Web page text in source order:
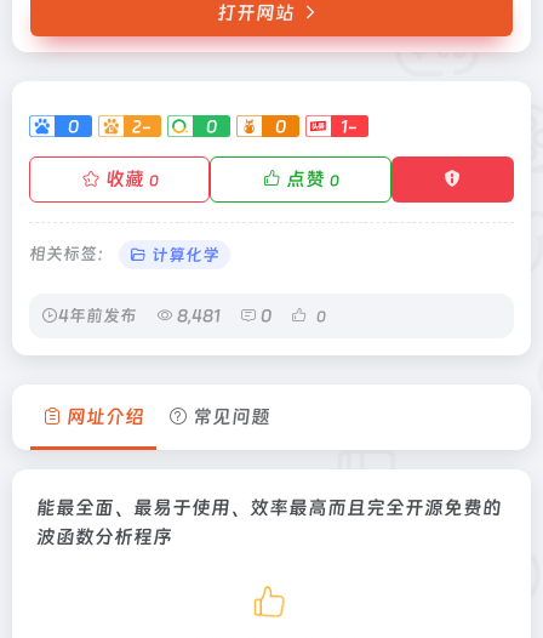
打开网站
0 2- 0 0 1-
收藏 0 点赞 0
相关标签： 计算化学
4年前发布 8,481 0 0
网址介绍 常见问题
能最全面、最易于使用、效率最高而且完全开源免费的
波函数分析程序